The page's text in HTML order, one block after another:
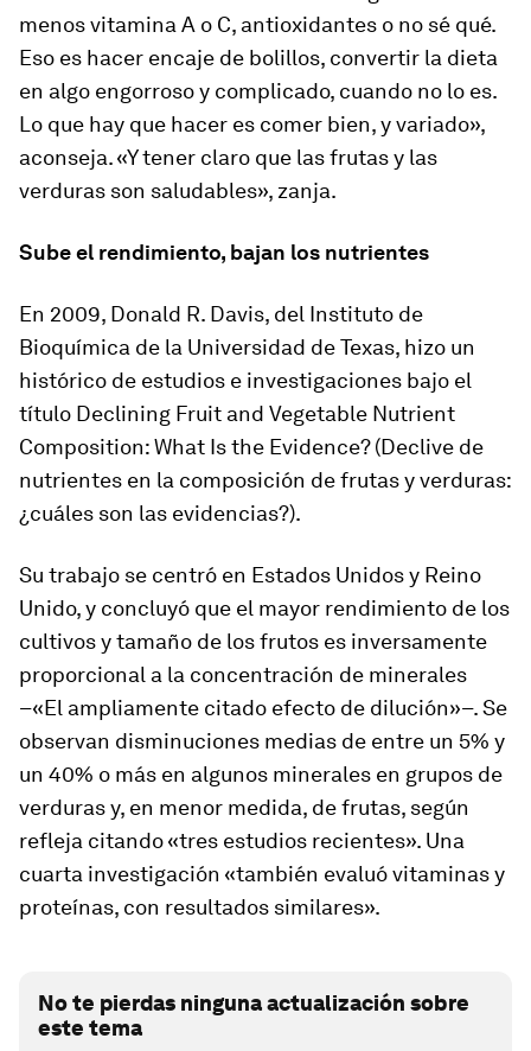
menos vitamina A o C, antioxidantes o no sé qué.
Eso es hacer encaje de bolillos, convertir la dieta
en algo engorroso y complicado, cuando no lo es.
Lo que hay que hacer es comer bien, y variado»,
aconseja. «Y tener claro que las frutas y las
verduras son saludables», zanja.
Sube el rendimiento, bajan los nutrientes
En 2009, Donald R. Davis, del Instituto de
Bioquímica de la Universidad de Texas, hizo un
histórico de estudios e investigaciones bajo el
título Declining Fruit and Vegetable Nutrient
Composition: What Is the Evidence? (Declive de
nutrientes en la composición de frutas y verduras:
¿cuáles son las evidencias?).
Su trabajo se centró en Estados Unidos y Reino
Unido, y concluyó que el mayor rendimiento de los
cultivos y tamaño de los frutos es inversamente
proporcional a la concentración de minerales
–«El ampliamente citado efecto de dilución»–. Se
observan disminuciones medias de entre un 5% y
un 40% o más en algunos minerales en grupos de
verduras y, en menor medida, de frutas, según
refleja citando «tres estudios recientes». Una
cuarta investigación «también evaluó vitaminas y
proteínas, con resultados similares».
No te pierdas ninguna actualización sobre
este tema